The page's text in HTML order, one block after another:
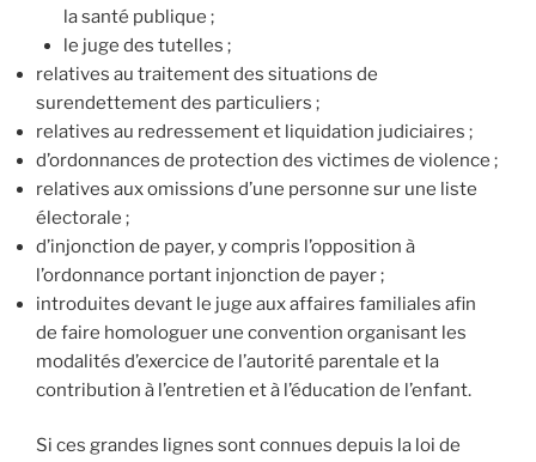
la santé publique ;
le juge des tutelles ;
relatives au traitement des situations de
surendettement des particuliers ;
relatives au redressement et liquidation judiciaires ;
d’ordonnances de protection des victimes de violence ;
relatives aux omissions d’une personne sur une liste
électorale ;
d’injonction de payer, y compris l’opposition à
l’ordonnance portant injonction de payer ;
introduites devant le juge aux affaires familiales afin
de faire homologuer une convention organisant les
modalités d’exercice de l’autorité parentale et la
contribution à l’entretien et à l’éducation de l’enfant.
Si ces grandes lignes sont connues depuis la loi de